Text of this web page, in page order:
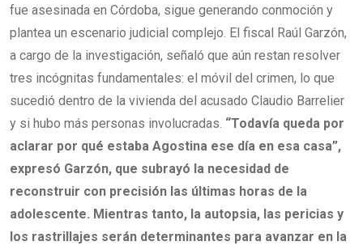
fue asesinada en Córdoba, sigue generando conmoción y
plantea un escenario judicial complejo. El fiscal Raúl Garzón,
a cargo de la investigación, señaló que aún restan resolver
tres incógnitas fundamentales: el móvil del crimen, lo que
sucedió dentro de la vivienda del acusado Claudio Barrelier
y si hubo más personas involucradas. “Todavía queda por
aclarar por qué estaba Agostina ese día en esa casa”,
expresó Garzón, que subrayó la necesidad de
reconstruir con precisión las últimas horas de la
adolescente. Mientras tanto, la autopsia, las pericias y
los rastrillajes serán determinantes para avanzar en la